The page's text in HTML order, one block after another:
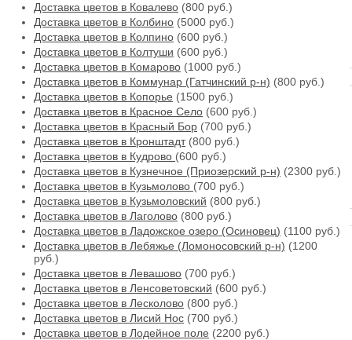
Доставка цветов в Ковалево (800 руб.)
Доставка цветов в Колбино (5000 руб.)
Доставка цветов в Колпино (600 руб.)
Доставка цветов в Колтуши (600 руб.)
Доставка цветов в Комарово (1000 руб.)
Доставка цветов в Коммунар (Гатчинский р-н) (800 руб.)
Доставка цветов в Копорье (1500 руб.)
Доставка цветов в Красное Село (600 руб.)
Доставка цветов в Красный Бор (700 руб.)
Доставка цветов в Кронштадт(800 руб.)
Доставка цветов в Кудрово (600 руб.)
Доставка цветов в Кузнечное (Приозерский р-н) (2300 руб.)
Доставка цветов в Кузьмолово (700 руб.)
Доставка цветов в Кузьмоловский (800 руб.)
Доставка цветов в Лаголово (800 руб.)
Доставка цветов в Ладожское озеро (Осиновец) (1100 руб.)
Доставка цветов в Лебяжье (Ломоносовский р-н) (1200
руб.)
Доставка цветов в Левашово (700 руб.)
Доставка цветов в Ленсоветовский (600 руб.)
Доставка цветов в Лесколово (800 руб.)
Доставка цветов в Лисий Нос (700 руб.)
Доставка цветов в Лодейное поле (2200 руб.)